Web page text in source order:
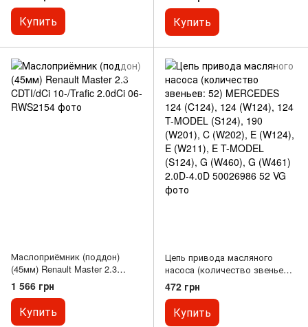
Купить Купить
Маслоприёмник (поддон)
(45мм) Renault Master 2.3
CDTI/dCi 10-/Trafic 2.0dCi 06-
1 566 грн
Купить
Цепь привода масляного
насоса (количество звеньев:
52) MERCEDES 124 (C124), 124
(W124), 124 T-MODEL (S124),
190 (W201), C (W202), E
(W124), E (W211), E T-MODEL
472 грн
Купить